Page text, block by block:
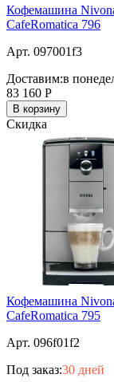
Кофемашина
CafeRomatica 796
Арт. 097001f3
Доставим:в
83 160 Р
В корзину
Скидка
Кофемашина
CafeRomatica 795
Арт. 096f01f2
Под заказ:30 дней